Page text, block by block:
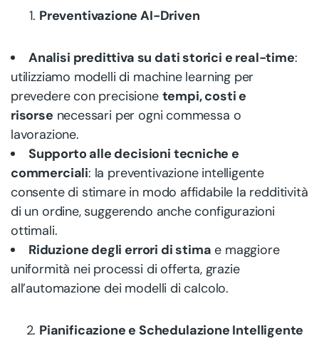
Preventivazione AI-Driven
Analisi predittiva su dati storici e real-time:
utilizziamo modelli di machine learning per
prevedere con precisione tempi, costi e
risorse necessari per ogni commessa o
lavorazione.
Supporto alle decisioni tecniche e
commerciali: la preventivazione intelligente
consente di stimare in modo affidabile la redditività
di un ordine, suggerendo anche configurazioni
ottimali.
Riduzione degli errori di stima e maggiore
uniformità nei processi di offerta, grazie
all’automazione dei modelli di calcolo.
Pianificazione e Schedulazione Intelligente